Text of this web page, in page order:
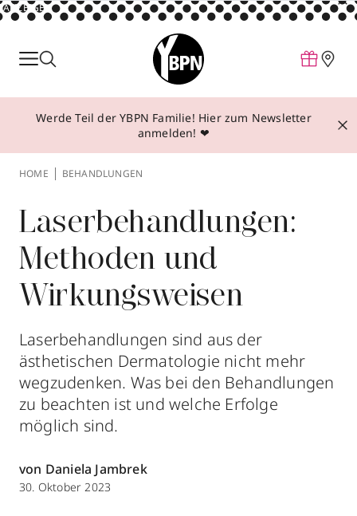
ANZEIGE
Parfum
Make-up
Behandlungen
Über YBPN
Aktionen
Storefinder
Werde Teil der YBPN Familie! Hier zum Newsletter
anmelden! ❤
HOME BEHANDLUNGEN
Laserbehandlungen:
Methoden und
Wirkungsweisen
Laserbehandlungen sind aus der
ästhetischen Dermatologie nicht mehr
wegzudenken. Was bei den Behandlungen
zu beachten ist und welche Erfolge
möglich sind.
von Daniela Jambrek
30. Oktober 2023